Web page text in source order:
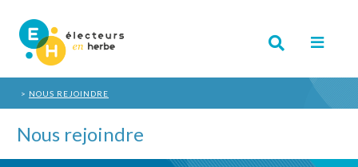
NOUS REJOINDRE
Nous rejoindre